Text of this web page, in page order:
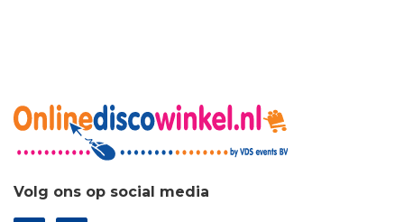
Volg ons op social media